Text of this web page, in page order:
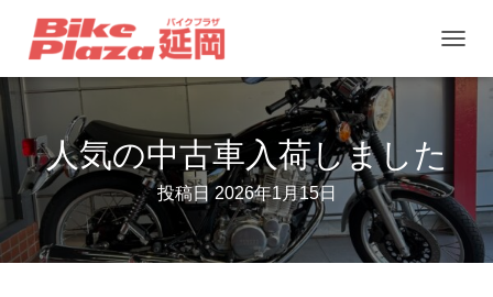
ョ
ン
を
人気の中古車入荷しました
投稿日2026年1月15日